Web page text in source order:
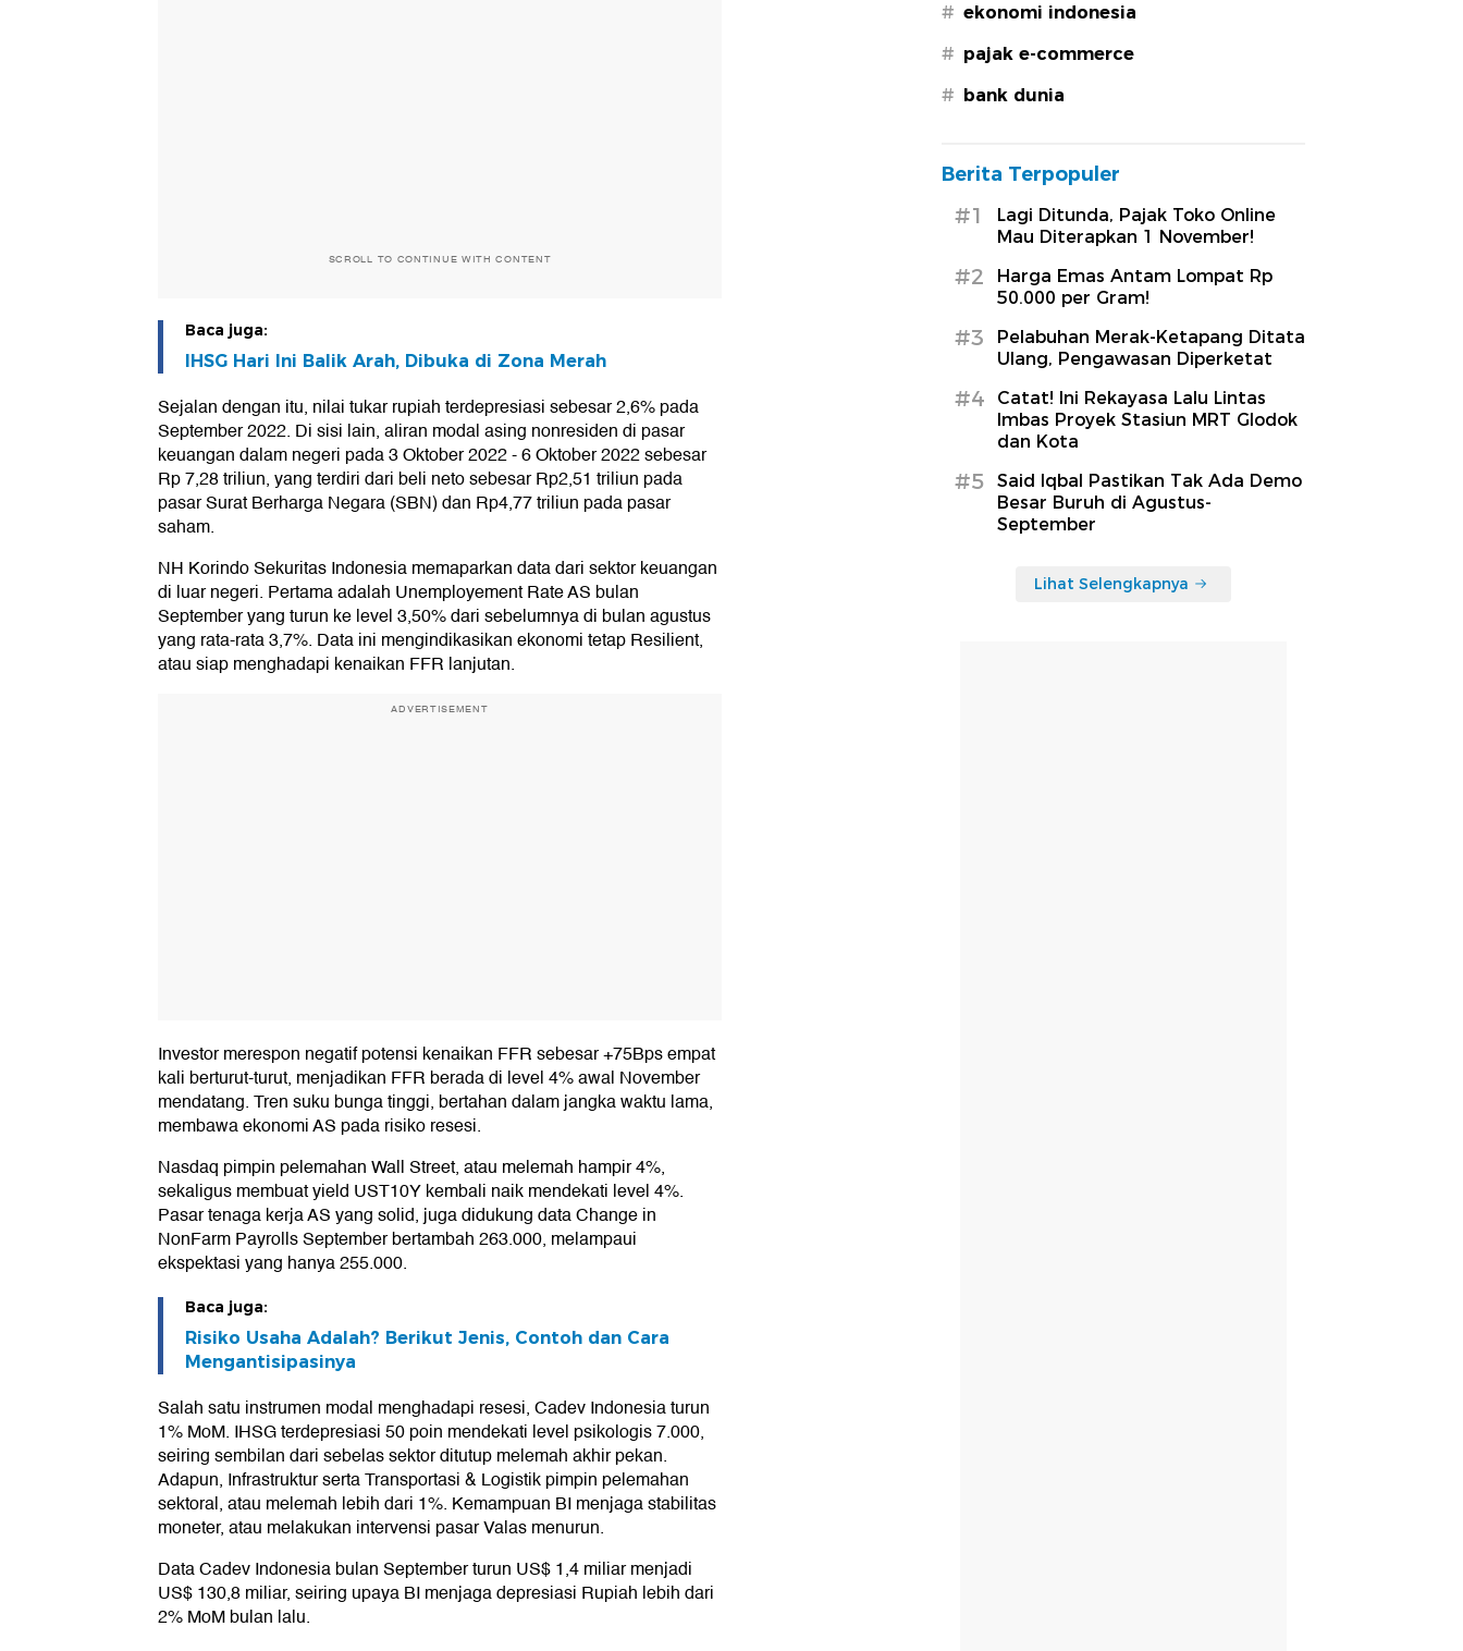
SCROLL TO CONTINUE WITH CONTENT
Baca juga:
IHSG Hari Ini Balik Arah, Dibuka di Zona Merah
Sejalan dengan itu, nilai tukar rupiah terdepresiasi sebesar 2,6% pada
September 2022. Di sisi lain, aliran modal asing nonresiden di pasar
keuangan dalam negeri pada 3 Oktober 2022 - 6 Oktober 2022 sebesar
Rp 7,28 triliun, yang terdiri dari beli neto sebesar Rp2,51 triliun pada
pasar Surat Berharga Negara (SBN) dan Rp4,77 triliun pada pasar
saham.
NH Korindo Sekuritas Indonesia memaparkan data dari sektor keuangan
di luar negeri. Pertama adalah Unemployement Rate AS bulan
September yang turun ke level 3,50% dari sebelumnya di bulan agustus
yang rata-rata 3,7%. Data ini mengindikasikan ekonomi tetap Resilient,
atau siap menghadapi kenaikan FFR lanjutan.
ADVERTISEMENT
Investor merespon negatif potensi kenaikan FFR sebesar +75Bps empat
kali berturut-turut, menjadikan FFR berada di level 4% awal November
mendatang. Tren suku bunga tinggi, bertahan dalam jangka waktu lama,
membawa ekonomi AS pada risiko resesi.
Nasdaq pimpin pelemahan Wall Street, atau melemah hampir 4%,
sekaligus membuat yield UST10Y kembali naik mendekati level 4%.
Pasar tenaga kerja AS yang solid, juga didukung data Change in
NonFarm Payrolls September bertambah 263.000, melampaui
ekspektasi yang hanya 255.000.
Baca juga:
Risiko Usaha Adalah? Berikut Jenis, Contoh dan Cara
Mengantisipasinya
Salah satu instrumen modal menghadapi resesi, Cadev Indonesia turun
1% MoM. IHSG terdepresiasi 50 poin mendekati level psikologis 7.000,
seiring sembilan dari sebelas sektor ditutup melemah akhir pekan.
Adapun, Infrastruktur serta Transportasi & Logistik pimpin pelemahan
sektoral, atau melemah lebih dari 1%. Kemampuan BI menjaga stabilitas
moneter, atau melakukan intervensi pasar Valas menurun.
Data Cadev Indonesia bulan September turun US$ 1,4 miliar menjadi
US$ 130,8 miliar, seiring upaya BI menjaga depresiasi Rupiah lebih dari
2% MoM bulan lalu.
# ekonomi indonesia
# pajak e-commerce
# bank dunia
Berita Terpopuler
#1
Lagi Ditunda, Pajak Toko Online
Mau Diterapkan 1 November!
#2
Harga Emas Antam Lompat Rp
50.000 per Gram!
#3
Pelabuhan Merak-Ketapang Ditata
Ulang, Pengawasan Diperketat
#4
Catat! Ini Rekayasa Lalu Lintas
Imbas Proyek Stasiun MRT Glodok
dan Kota
#5
Said Iqbal Pastikan Tak Ada Demo
Besar Buruh di Agustus-
September
Lihat Selengkapnya